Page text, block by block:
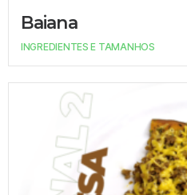
Baiana
INGREDIENTES E TAMANHOS